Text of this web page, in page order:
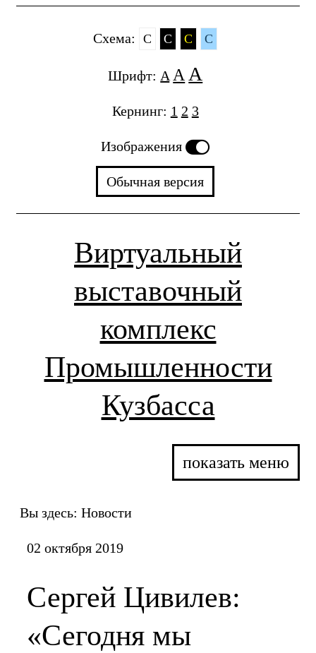
Cхема: C C C C
Шрифт: A A A
Кернинг: 1 2 3
Изображения
Обычная версия
Виртуальный
выставочный
комплекс
Промышленности
Кузбасса
показать меню
Вы здесь: Новости
02 октября 2019
Сергей Цивилев:
«Сегодня мы